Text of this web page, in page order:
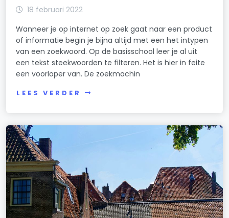
18 februari 2022
Wanneer je op internet op zoek gaat naar een product
of informatie begin je bijna altijd met een het intypen
van een zoekwoord. Op de basisschool leer je al uit
een tekst steekwoorden te filteren. Het is hier in feite
een voorloper van. De zoekmachin
LEES VERDER